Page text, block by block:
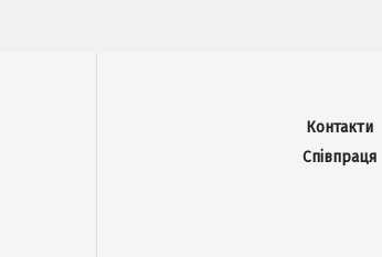
Контакти
Співпраця